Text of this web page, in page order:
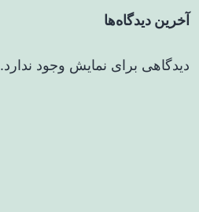
آخرین دیدگاه‌ها
دیدگاهی برای نمایش وجود ندارد.